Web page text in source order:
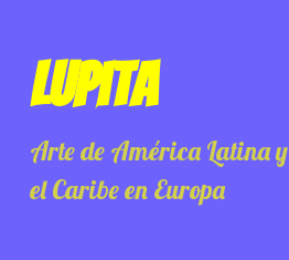
Lupita
Arte de América Latina y
el Caribe en Europa